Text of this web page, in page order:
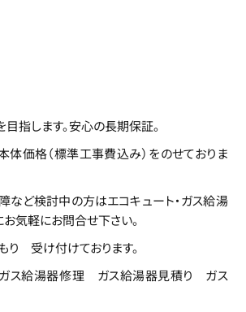
指します。安心の長期保証。
体価格（標準工事費込み）をのせておりま
など検討中の方はエコキュート・ガス給湯
気軽にお問合せ下さい。
り 受け付けております。
ス給湯器修理 ガス給湯器見積り ガス